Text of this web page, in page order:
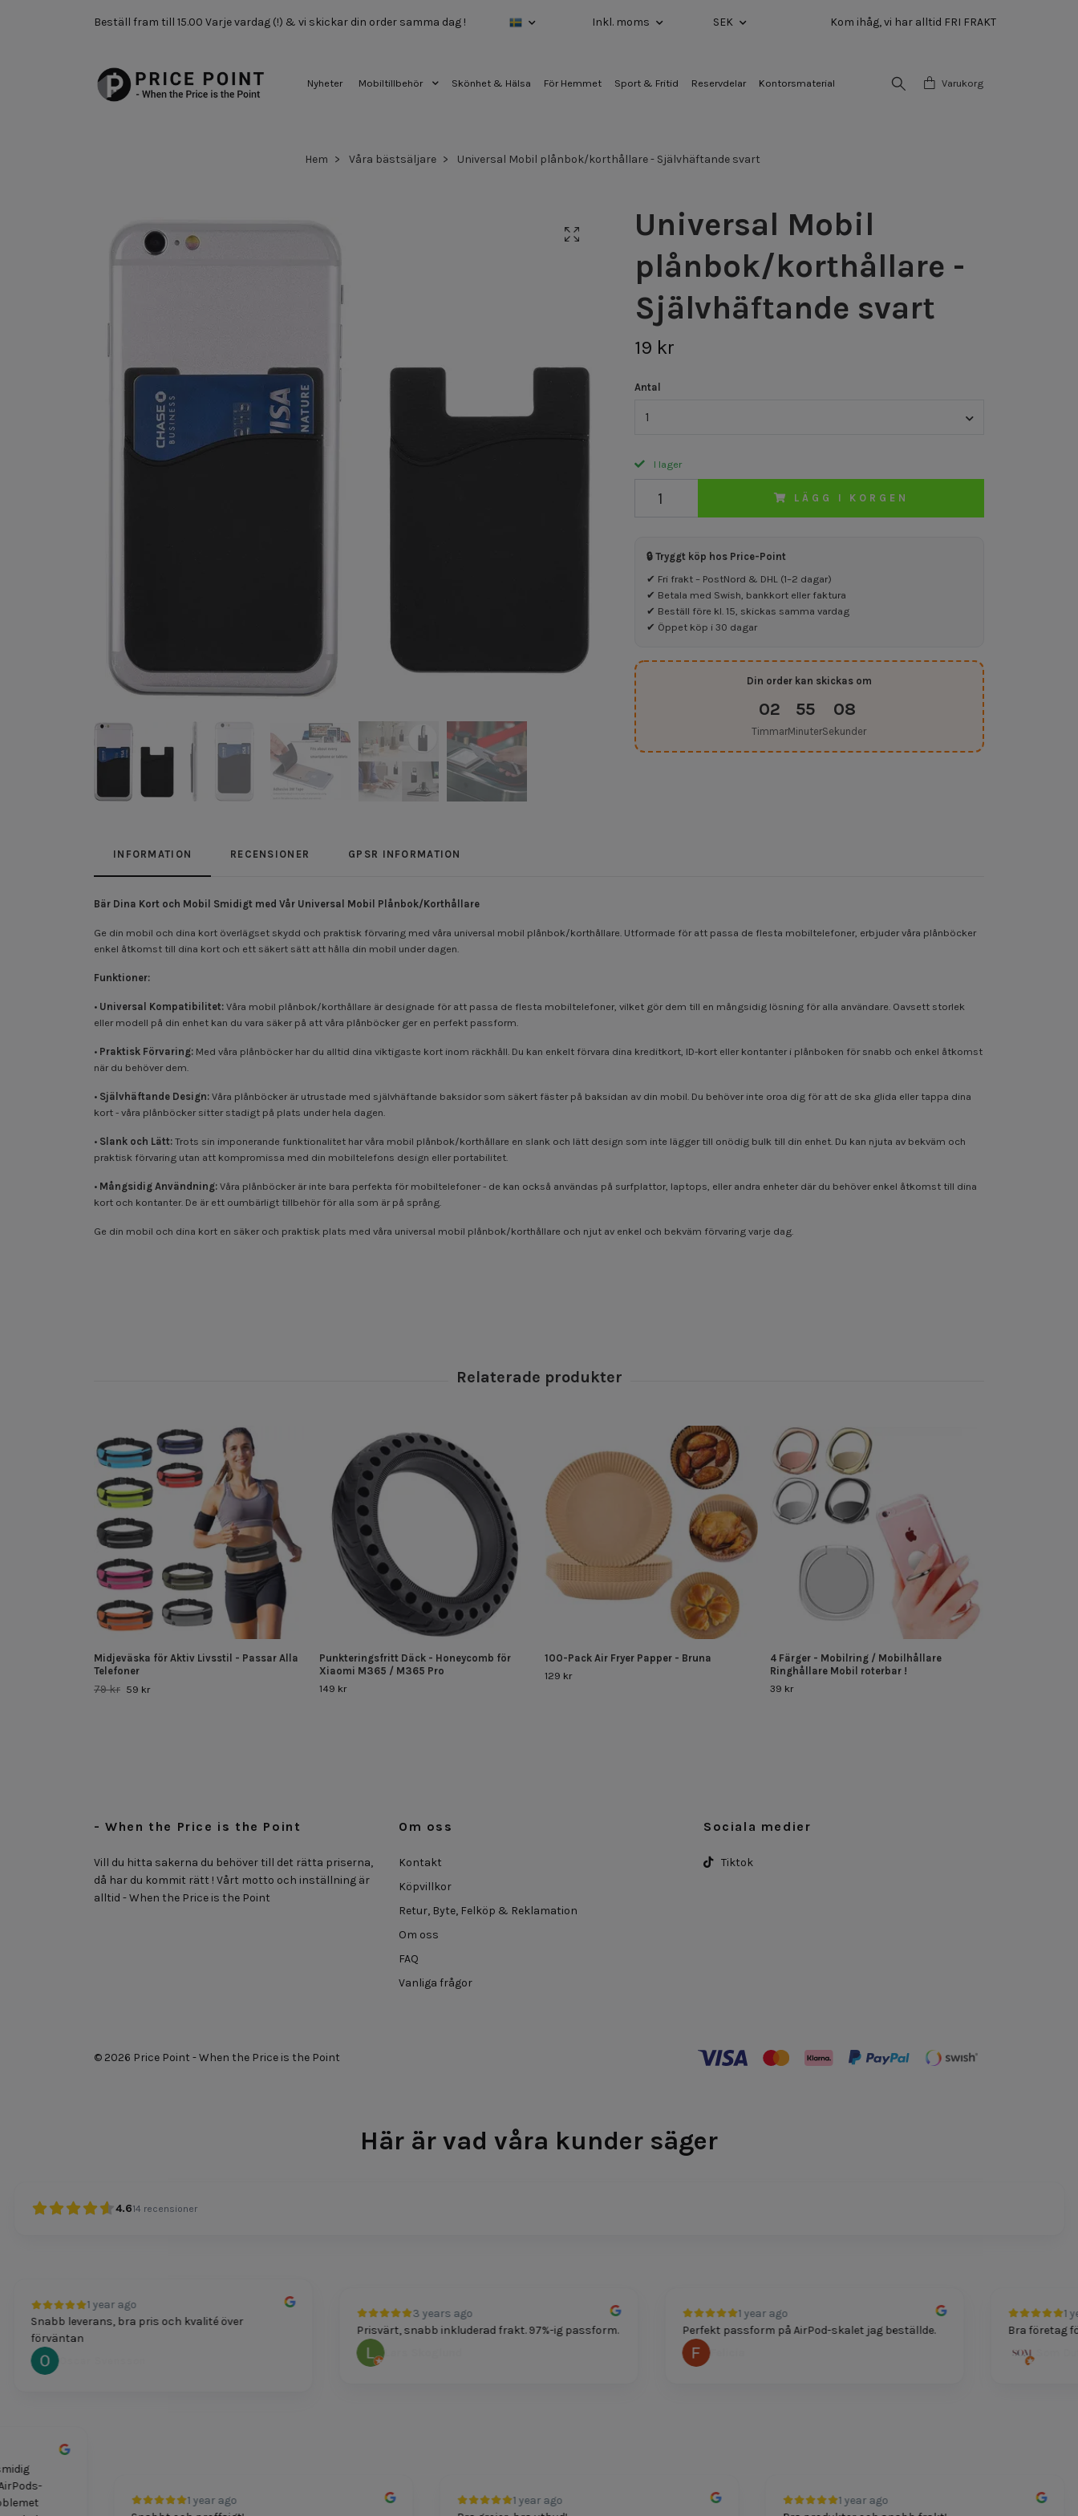
Beställ fram till 15.00 Varje vardag (!) & vi skickar din order samma dag ! Inkl. moms SEK Kom ihåg, vi har alltid FRI FRAKT
Nyheter Mobiltillbehör Skönhet & Hälsa För Hemmet Sport & Fritid Reservdelar Kontorsmaterial Varukorg
Hem Våra bästsäljare Universal Mobil plånbok/korthållare - Självhäftande svart
Universal Mobil
plånbok/korthållare -
Självhäftande svart
19 kr
Antal
1
I lager
LÄGG I KORGEN
🔒 Tryggt köp hos Price-Point
✔ Fri frakt – PostNord & DHL (1–2 dagar)
✔ Betala med Swish, bankkort eller faktura
✔ Beställ före kl. 15, skickas samma vardag
✔ Öppet köp i 30 dagar
Din order kan skickas om
02
Timmar
55
Minuter
07
Sekunder
INFORMATION RECENSIONER GPSR INFORMATION
Bär Dina Kort och Mobil Smidigt med Vår Universal Mobil Plånbok/Korthållare
Ge din mobil och dina kort överlägset skydd och praktisk förvaring med våra universal mobil plånbok/korthållare. Utformade för att passa de flesta mobiltelefoner, erbjuder våra plånböcker
enkel åtkomst till dina kort och ett säkert sätt att hålla din mobil under dagen.
Funktioner:
• Universal Kompatibilitet: Våra mobil plånbok/korthållare är designade för att passa de flesta mobiltelefoner, vilket gör dem till en mångsidig lösning för alla användare. Oavsett storlek
eller modell på din enhet kan du vara säker på att våra plånböcker ger en perfekt passform.
• Praktisk Förvaring: Med våra plånböcker har du alltid dina viktigaste kort inom räckhåll. Du kan enkelt förvara dina kreditkort, ID-kort eller kontanter i plånboken för snabb och enkel åtkomst
när du behöver dem.
• Självhäftande Design: Våra plånböcker är utrustade med självhäftande baksidor som säkert fäster på baksidan av din mobil. Du behöver inte oroa dig för att de ska glida eller tappa dina
kort - våra plånböcker sitter stadigt på plats under hela dagen.
• Slank och Lätt: Trots sin imponerande funktionalitet har våra mobil plånbok/korthållare en slank och lätt design som inte lägger till onödig bulk till din enhet. Du kan njuta av bekväm och
praktisk förvaring utan att kompromissa med din mobiltelefons design eller portabilitet.
• Mångsidig Användning: Våra plånböcker är inte bara perfekta för mobiltelefoner - de kan också användas på surfplattor, laptops, eller andra enheter där du behöver enkel åtkomst till dina
kort och kontanter. De är ett oumbärligt tillbehör för alla som är på språng.
Ge din mobil och dina kort en säker och praktisk plats med våra universal mobil plånbok/korthållare och njut av enkel och bekväm förvaring varje dag.
Midjeväska för Aktiv Livsstil - Passar Alla
Telefoner
79 kr 59 kr
Punkteringsfritt Däck - Honeycomb för
Xiaomi M365 / M365 Pro
149 kr
100-Pack Air Fryer Papper - Bruna
129 kr
4 Färger - Mobilring / Mobilhållare
Ringhållare Mobil roterbar !
39 kr
- When the Price is the Point
Vill du hitta sakerna du behöver till det rätta priserna,
då har du kommit rätt ! Vårt motto och inställning är
alltid - When the Price is the Point
Om oss
Kontakt
Köpvillkor
Retur, Byte, Felköp & Reklamation
Om oss
FAQ
Vanliga frågor
Sociala medier
Tiktok
© 2026 Price Point - When the Price is the Point
Här är vad våra kunder säger
4.614 recensioner
1 year ago
Snabb leverans, bra pris och kvalité över
förväntan
Oscar Svensson
3 years ago
Prisvärt, snabb inkluderad frakt. 97%-ig passform.
Lars Skoglund
1 year ago
Perfekt passform på AirPod-skalet jag beställde.
Felicia
1 year
Bra företag för
Som Dutt
1 year ago
1 year ago
1 year ago
smidig
AirPods-